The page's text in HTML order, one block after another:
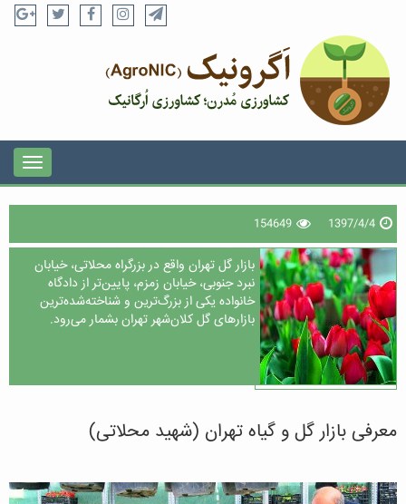
1397/4/4
154649
بازار گل تهران واقع در بزرگراه محلاتی، خیابان
نبرد جنوبی، خیابان زمزم، پایین‌تر از دادگاه
خانواده یکی از بزرگ‌ترین و شناخته‌شده‌ترین
بازارهای گل کلان‌شهر تهران بشمار می‌رود.
معرفی بازار گل و گیاه تهران (شهید محلاتی)